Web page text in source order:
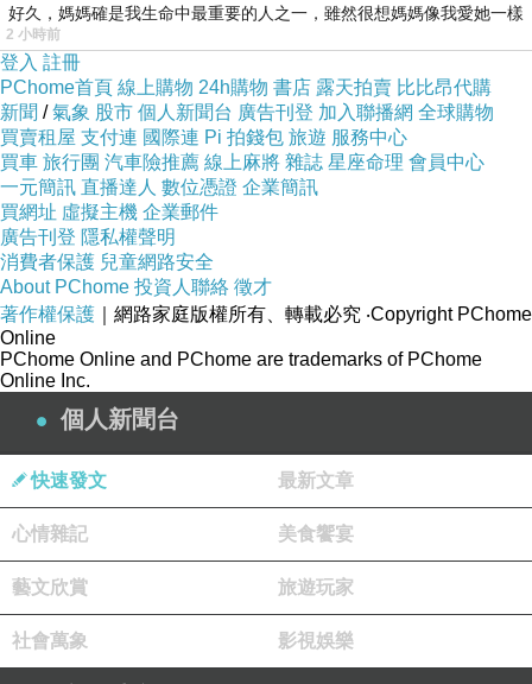
新詩/吳山水
2017.03.01
好久，媽媽確是我生命中最重要的人之一，雖然很想媽媽像我愛她一樣
2 小時前
登入 註冊
PChome首頁 線上購物 24h購物 書店 露天拍賣 比比昂代購
新聞 /氣象 股市 個人新聞台 廣告刊登 加入聯播網 全球購物
買賣租屋 支付連 國際連 Pi 拍錢包 旅遊 服務中心
買車 旅行團 汽車險推薦 線上麻將 雜誌 星座命理 會員中心
一元簡訊 直播達人 數位憑證 企業簡訊
買網址 虛擬主機 企業郵件
廣告刊登 隱私權聲明
消費者保護 兒童網路安全
About PChome 投資人聯絡 徵才
著作權保護 ｜網路家庭版權所有、轉載必究 ‧Copyright PChome
Online
PChome Online and PChome are trademarks of PChome
Online Inc.
個人新聞台
快速發文 最新文章
心情雜記 美食饗宴
藝文欣賞 旅遊玩家
社會萬象 影視娛樂